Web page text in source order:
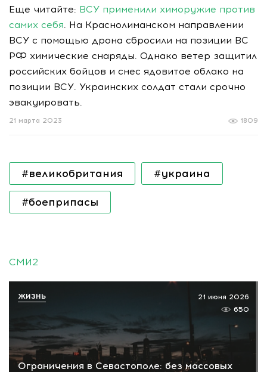
Еще читайте: ВСУ применили химоружие против
самих себя. На Краснолиманском направлении
ВСУ с помощью дрона сбросили на позиции ВС
РФ химические снаряды. Однако ветер защитил
российских бойцов и снес ядовитое облако на
позиции ВСУ. Украинских солдат стали срочно
эвакуировать.
1809
21 марта 2023
#великобритания #украина
#боеприпасы
СМИ2
Ограничения в Севастополе: без массовых
21 июня 2026
650
ЖИЗНЬ